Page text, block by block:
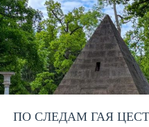
ПО СЛЕДАМ ГАЯ